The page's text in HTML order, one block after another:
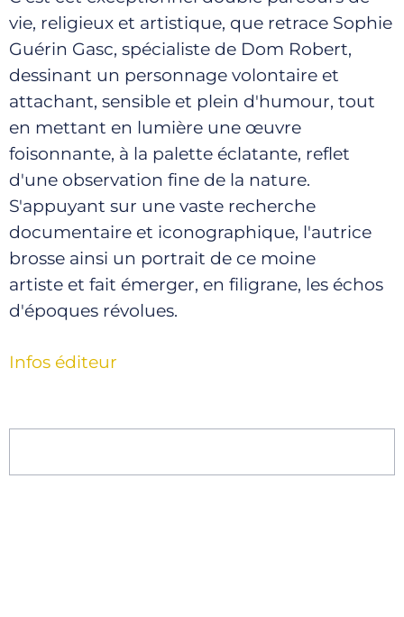
vie, religieux et artistique, que retrace Sophie
Guérin Gasc, spécialiste de Dom Robert,
dessinant un personnage volontaire et
attachant, sensible et plein d'humour, tout
en mettant en lumière une œuvre
foisonnante, à la palette éclatante, reflet
d'une observation fine de la nature.
S'appuyant sur une vaste recherche
documentaire et iconographique, l'autrice
brosse ainsi un portrait de ce moine
artiste et fait émerger, en filigrane, les échos
d'époques révolues.
Infos éditeur